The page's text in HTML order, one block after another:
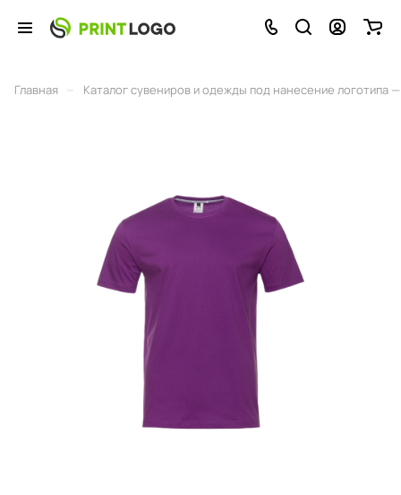
Главная Каталог сувениров и одежды под нанесение логотипа